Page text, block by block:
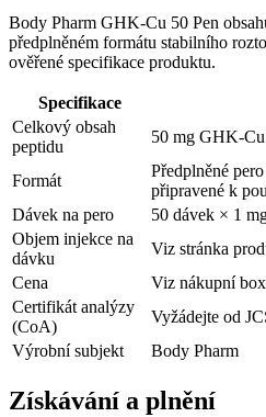
Body Pharm GHK-Cu 50 Pen
předplněném formátu stabilního
ověřené specifikace produktu.
Specifikace
Celkový obsah
peptidu
50 mg GHK-Cu
Formát
Předplněné
připravené k
Dávek na pero
50 dávek × 1
Objem injekce na
dávku
Viz stránka
Cena
Viz nákupní box
Certifikát analýzy
(CoA)
Vyžádejte od
Výrobní subjekt
Body Pharm
Získávání a plnění